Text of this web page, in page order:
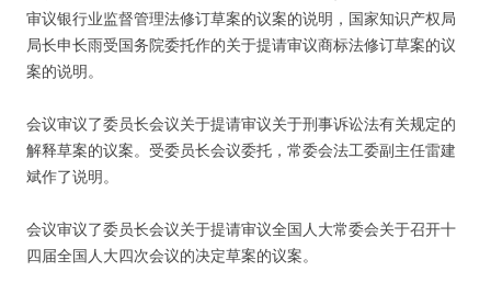
审议银行业监督管理法修订草案的议案的说明，国家知识产权局
局长申长雨受国务院委托作的关于提请审议商标法修订草案的议
案的说明。
会议审议了委员长会议关于提请审议关于刑事诉讼法有关规定的
解释草案的议案。受委员长会议委托，常委会法工委副主任雷建
斌作了说明。
会议审议了委员长会议关于提请审议全国人大常委会关于召开十
四届全国人大四次会议的决定草案的议案。